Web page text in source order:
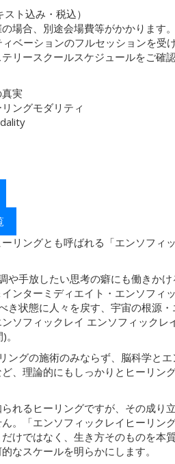
ト込み・税込）
場合、別途会場費等がかかります
ベーションのフルセッションを受
リースクールスケジュールをご確
実
ングモダリティ
リングとも呼ばれる「エンソフィ
や手放したい思考の癖にも働きか
ンターミディエイト・エンソフィ
き状態に人々を戻す、宇宙の根源
ソフィックレイ エンソフィックレ
ングの施術のみならず、脳科学と
、理論的にもしっかりとヒーリン
れるヒーリングですが、その成り
。「エンソフィックレイヒーリン
けではなく、生き方そのものを本
なスケールを明らかにします。